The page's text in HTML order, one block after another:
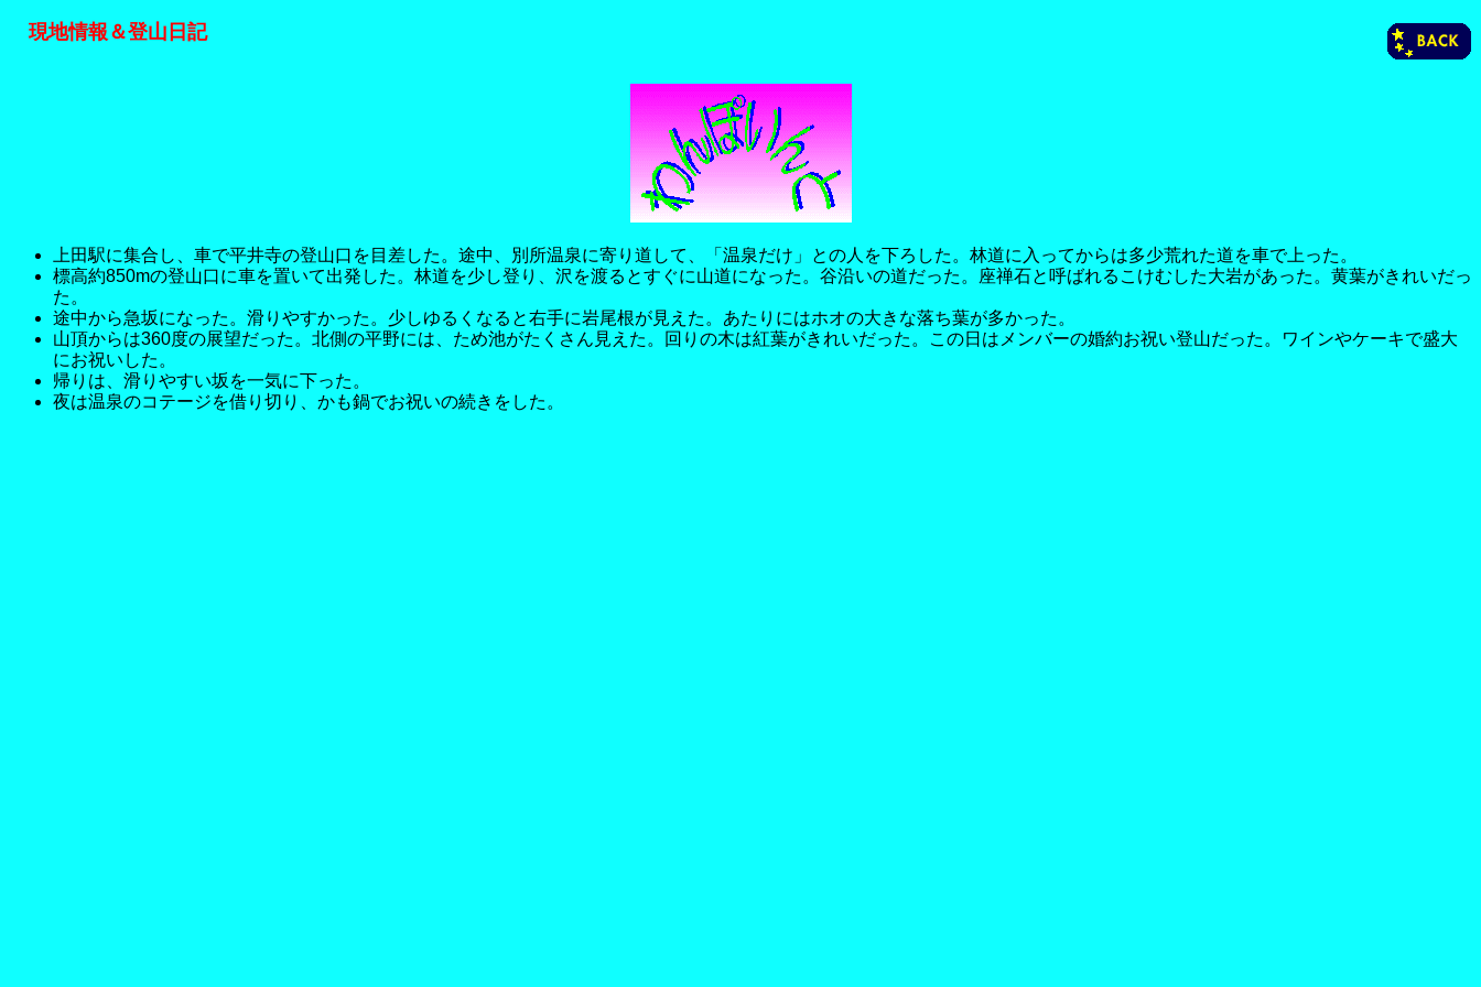
現地情報＆登山日記
上田駅に集合し、車で平井寺の登山口を目差した。途中、別所温泉に寄り道して、「温泉だけ」との人を下ろした。林道に入ってからは多少荒れた道を車で上った。
標高約850mの登山口に車を置いて出発した。林道を少し登り、沢を渡るとすぐに山道になった。谷沿いの道だった。座禅石と呼ばれるこけむした大岩があった。黄葉がきれいだっ
た。
途中から急坂になった。滑りやすかった。少しゆるくなると右手に岩尾根が見えた。あたりにはホオの大きな落ち葉が多かった。
山頂からは360度の展望だった。北側の平野には、ため池がたくさん見えた。回りの木は紅葉がきれいだった。この日はメンバーの婚約お祝い登山だった。ワインやケーキで盛大
にお祝いした。
帰りは、滑りやすい坂を一気に下った。
夜は温泉のコテージを借り切り、かも鍋でお祝いの続きをした。